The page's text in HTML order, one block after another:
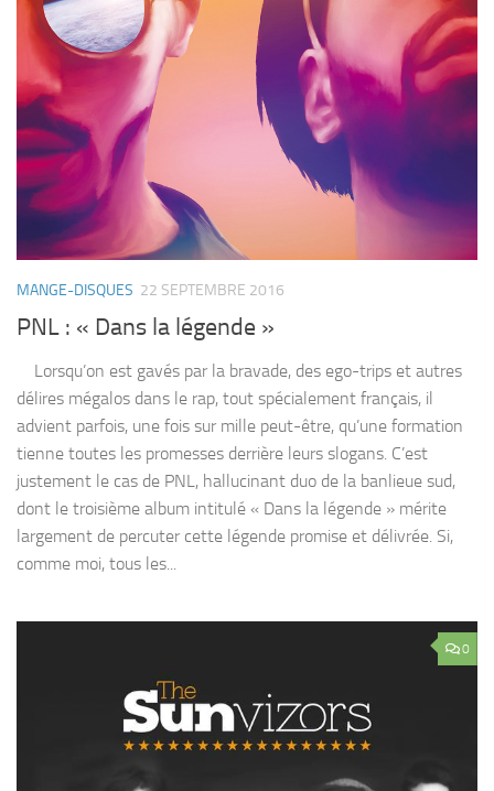
MANGE-DISQUES 22 SEPTEMBRE 2016
PNL : « Dans la légende »
Lorsqu’on est gavés par la bravade, des ego-trips et autres
délires mégalos dans le rap, tout spécialement français, il
advient parfois, une fois sur mille peut-être, qu’une formation
tienne toutes les promesses derrière leurs slogans. C’est
justement le cas de PNL, hallucinant duo de la banlieue sud,
dont le troisième album intitulé « Dans la légende » mérite
largement de percuter cette légende promise et délivrée. Si,
comme moi, tous les...
0